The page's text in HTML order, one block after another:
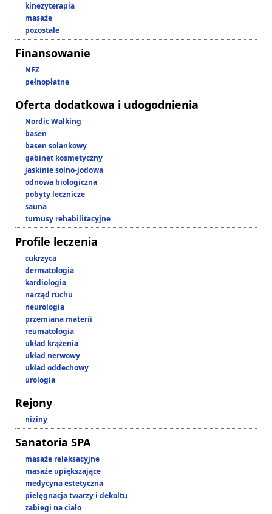
kinezyterapia
masaże
pozostałe
Finansowanie
NFZ
pełnopłatne
Oferta dodatkowa i udogodnienia
Nordic Walking
basen
basen solankowy
gabinet kosmetyczny
jaskinie solno-jodowa
odnowa biologiczna
pobyty lecznicze
sauna
turnusy rehabilitacyjne
Profile leczenia
cukrzyca
dermatologia
kardiologia
narząd ruchu
neurologia
przemiana materii
reumatologia
układ krążenia
układ nerwowy
układ oddechowy
urologia
Rejony
niziny
Sanatoria SPA
masaże relaksacyjne
masaże upiększające
medycyna estetyczna
pielęgnacja twarzy i dekoltu
zabiegi na ciało